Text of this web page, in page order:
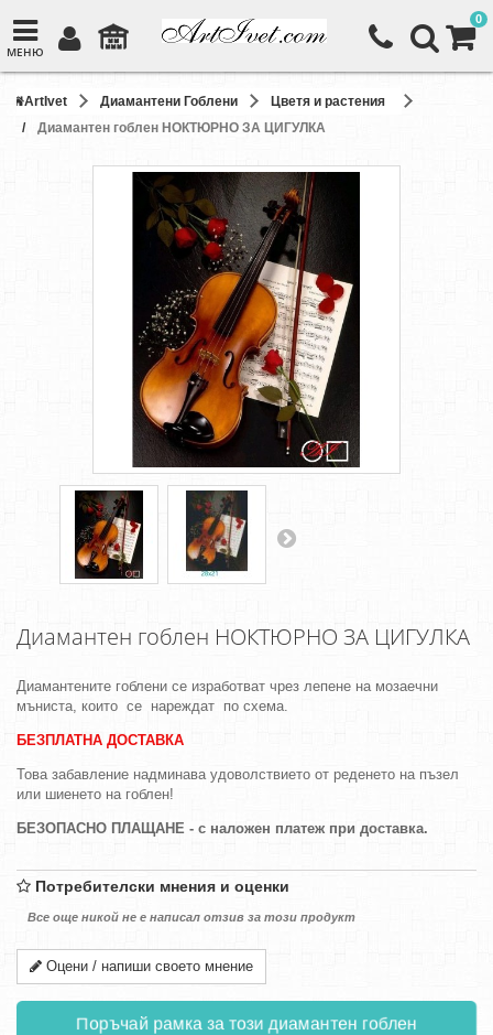
МЕНЮ
0
ArtIvet Диамантени Гоблени
Цветя и растения
Диамантен гоблен НОКТЮРНО ЗА ЦИГУЛКА
Диамантен гоблен НОКТЮРНО ЗА ЦИГУЛКА
Диамантените гоблени се изработват чрез лепене на мозаечни
мъниста, които се нареждат по схема.
БЕЗПЛАТНА ДОСТАВКА
Това забавление надминава удоволствието от реденето на пъзел
или шиенето на гоблен!
БЕЗОПАСНО ПЛАЩАНЕ - с наложен платеж при доставка.
Потребителски мнения и оценки
Все още никой не е написал отзив за този продукт
Оцени / напиши своето мнение
Поръчай рамка за този диамантен гоблен